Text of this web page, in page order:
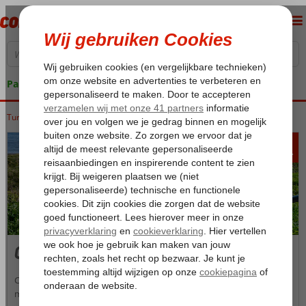
Pakketgarantie
Home
Turkije Turkse Riviera Side Colakli
va 482 p.p.
Colakli
Colakli is een kleine badplaats aan de kust van de Middellandse Zee
met een levendige sfeer. Deze langgerekte badplaats ligt in een